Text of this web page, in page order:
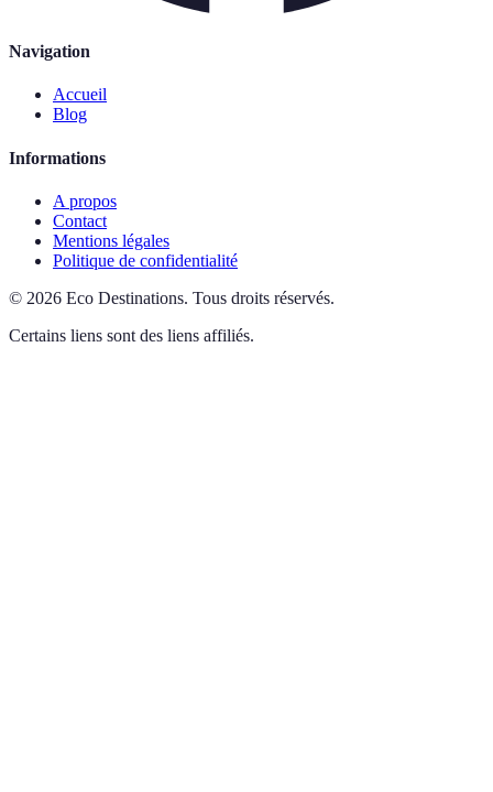
Navigation
Accueil
Blog
Informations
A propos
Contact
Mentions légales
Politique de confidentialité
© 2026 Eco Destinations. Tous droits réservés.
Certains liens sont des liens affiliés.